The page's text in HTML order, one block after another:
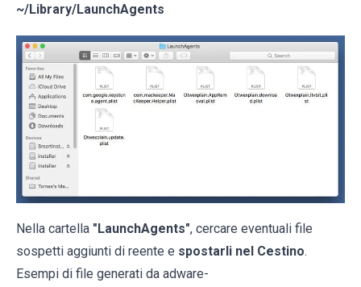
~/Library/LaunchAgents
Nella cartella "LaunchAgents", cercare eventuali file
sospetti aggiunti di reente e spostarli nel Cestino.
Esempi di file generati da adware-